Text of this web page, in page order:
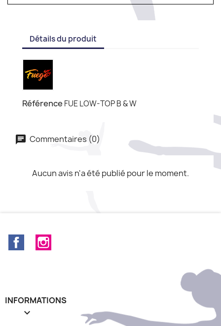
Détails du produit
Référence FUE LOW-TOP B & W
Commentaires (0)
Aucun avis n'a été publié pour le moment.
Facebook
INFORMATIONS
